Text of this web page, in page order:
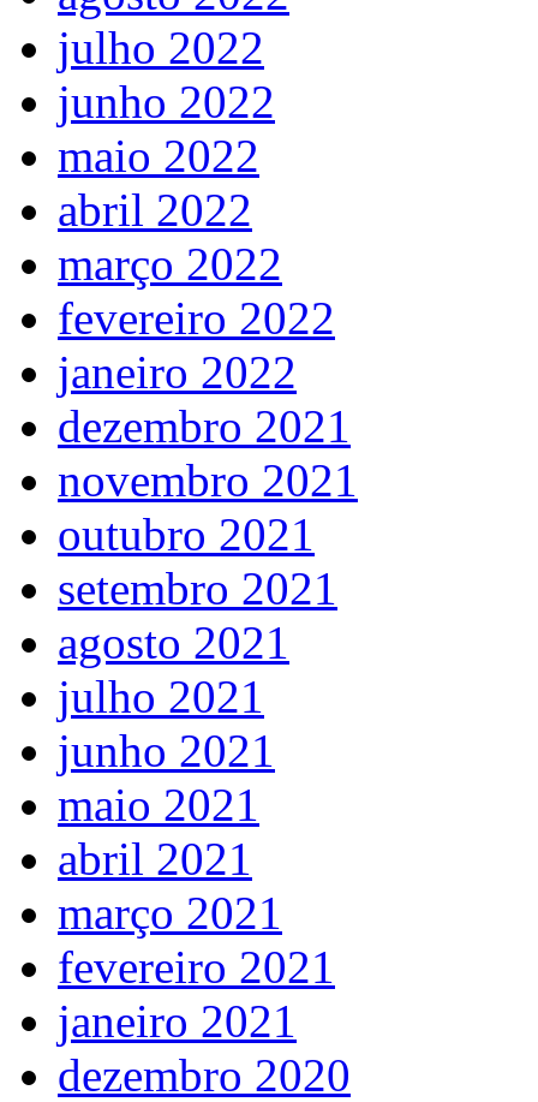
julho 2022
junho 2022
maio 2022
abril 2022
março 2022
fevereiro 2022
janeiro 2022
dezembro 2021
novembro 2021
outubro 2021
setembro 2021
agosto 2021
julho 2021
junho 2021
maio 2021
abril 2021
março 2021
fevereiro 2021
janeiro 2021
dezembro 2020